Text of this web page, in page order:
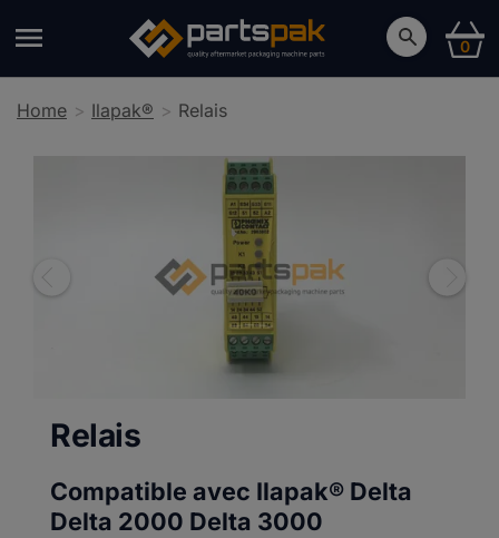
0
Home Ilapak® Relais
Relais
Compatible avec Ilapak® Delta
Delta 2000 Delta 3000